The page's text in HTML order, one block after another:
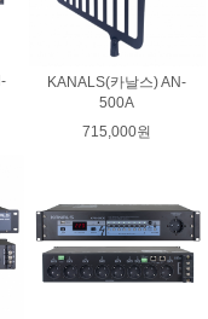
KANALS(카날스) AN-
500A
715,000원